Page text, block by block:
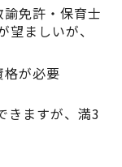
免許・保育士
ましいが、
が必要
きますが、満3